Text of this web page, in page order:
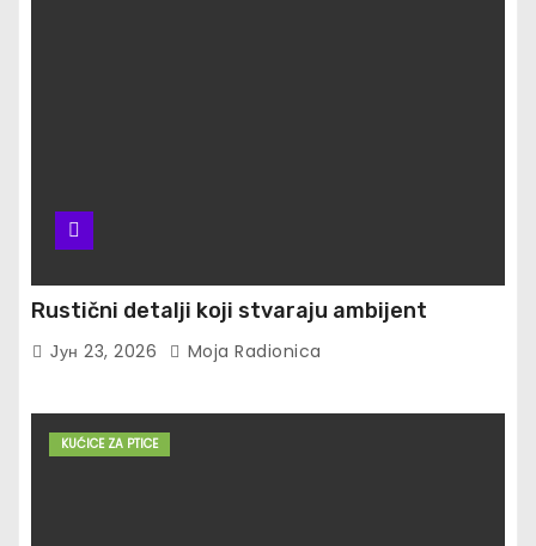
Rustični detalji koji stvaraju ambijent
Јун 23, 2026 Moja Radionica
KUĆICE ZA PTICE